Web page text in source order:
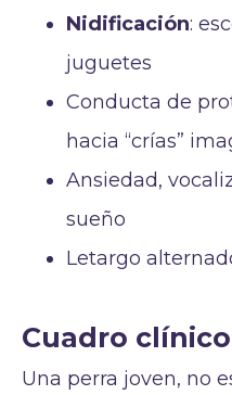
Nidificación:
juguetes
Conducta de
hacia “crías”
Ansiedad,
sueño
Letargo
Cuadro
Una perra joven, no